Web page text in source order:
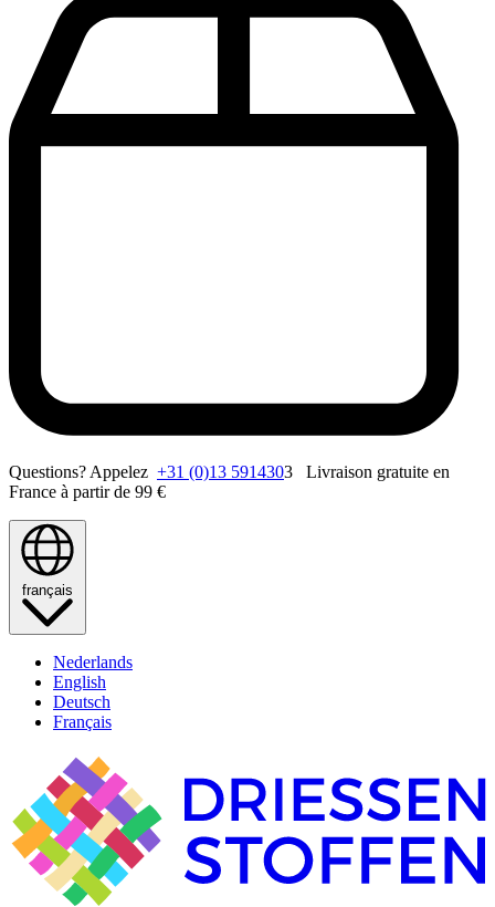
Questions? Appelez +31 (0)13 5914303 Livraison gratuite en
France à partir de 99 €
français
Nederlands
English
Deutsch
Français